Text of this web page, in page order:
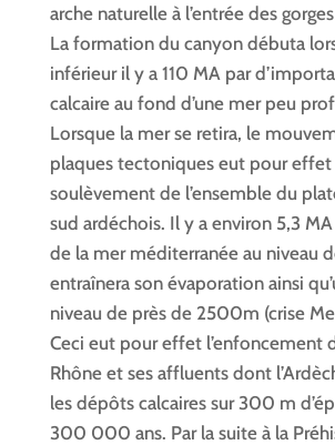
arche naturelle à l’entrée des
La formation du canyon débuta
inférieur il y a 110 MA par
calcaire au fond d’une mer peu
Lorsque la mer se retira, le
plaques tectoniques eut pour effet
soulèvement de l’ensemble du
sud ardéchois. Il y a environ 5,3
de la mer méditerranée au niveau
entraînera son évaporation ainsi
niveau de près de 2500m (crise
Ceci eut pour effet l’enfoncement
Rhône et ses affluents dont
les dépôts calcaires sur 300 m
300 000 ans. Par la suite à la